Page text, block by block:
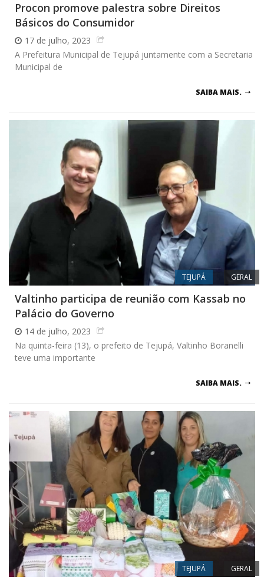
Procon promove palestra sobre Direitos
Básicos do Consumidor
17 de julho, 2023
A Prefeitura Municipal de Tejupá juntamente com a Secretaria
Municipal de
SAIBA MAIS.
TEJUPÁ GERAL
Valtinho participa de reunião com Kassab no
Palácio do Governo
14 de julho, 2023
Na quinta-feira (13), o prefeito de Tejupá, Valtinho Boranelli
teve uma importante
SAIBA MAIS.
TEJUPÁ GERAL